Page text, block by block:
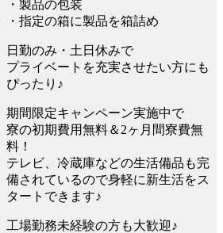
・製品の包装
・指定の箱に製品を箱詰め
日勤のみ・土日休みで
プライベートを充実させたい方にも
ぴったり♪
期間限定キャンペーン実施中で
寮の初期費用無料＆2ヶ月間寮費無
料！
テレビ、冷蔵庫などの生活備品も完
備されているので身軽に新生活をス
タートできます♪
工場勤務未経験の方も大歓迎♪